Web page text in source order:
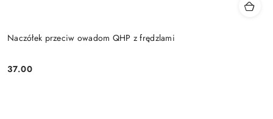
Naczółek przeciw owadom QHP z frędzlami
Cena:
37.00